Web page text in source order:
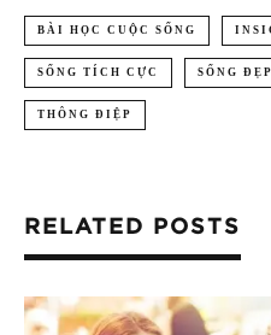
BÀI HỌC CUỘC SỐNG
SỐNG TÍCH CỰC SỐNG ĐẸP
THÔNG ĐIỆP
RELATED POSTS